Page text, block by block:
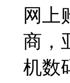
网上
商，
机数